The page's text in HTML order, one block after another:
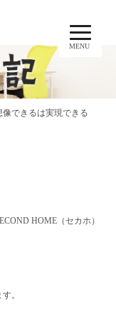
MENU
像できるは実現できる
HOME（セカホ）
。